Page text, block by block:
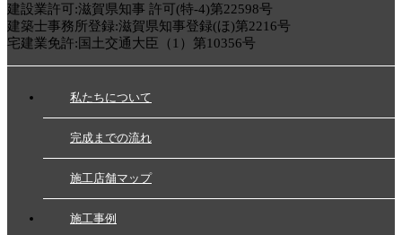
建設業許可:滋賀県知事 許可(特-4)第22598号
建築士事務所登録:滋賀県知事登録(ほ)第2216号
宅建業免許:国土交通大臣（1）第10356号
私たちについて
完成までの流れ
施工店舗マップ
施工事例